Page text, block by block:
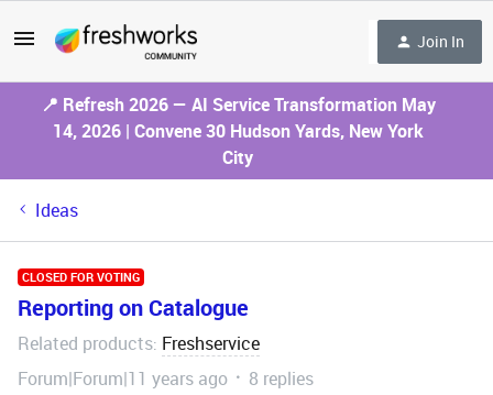
Join In
📍 Refresh 2026 — AI Service Transformation May
14, 2026 | Convene 30 Hudson Yards, New York
City
Ideas
CLOSED FOR VOTING
Reporting on Catalogue
Related products: Freshservice
Forum|Forum|11 years ago
8 replies